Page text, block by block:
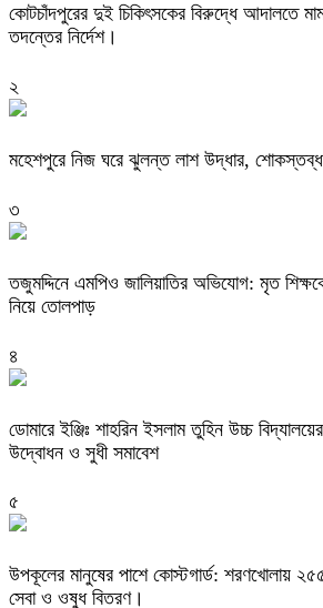
কোটচাঁদপুরের দুই চিকিৎসকের বিরুদ্ধে আদালতে
তদন্তের নির্দেশ।
২
মহেশপুরে নিজ ঘরে ঝুলন্ত লাশ উদ্ধার, শোকস্তব্ধ
৩
তজুমদ্দিনে এমপিও জালিয়াতির অভিযোগ: মৃত
নিয়ে তোলপাড়
৪
ডোমারে ইঞ্জিঃ শাহরিন ইসলাম তুহিন উচ্চ
উদ্বোধন ও সুধী সমাবেশ
৫
উপকূলের মানুষের পাশে কোস্টগার্ড: শরণখোলায়
সেবা ও ওষুধ বিতরণ।